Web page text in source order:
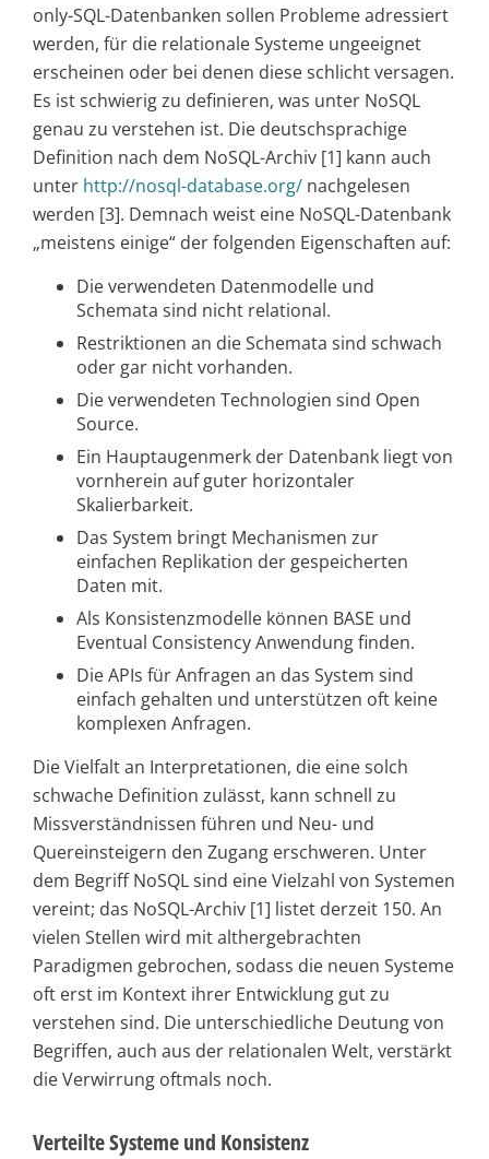
only-SQL-Datenbanken sollen Probleme adressiert
werden, für die relationale Systeme ungeeignet
erscheinen oder bei denen diese schlicht versagen.
Es ist schwierig zu definieren, was unter NoSQL
genau zu verstehen ist. Die deutschsprachige
Definition nach dem NoSQL-Archiv [1] kann auch
unter http://nosql-database.org/ nachgelesen
werden [3]. Demnach weist eine NoSQL-Datenbank
„meistens einige“ der folgenden Eigenschaften auf:
Die verwendeten Datenmodelle und
Schemata sind nicht relational.
Restriktionen an die Schemata sind schwach
oder gar nicht vorhanden.
Die verwendeten Technologien sind Open
Source.
Ein Hauptaugenmerk der Datenbank liegt von
vornherein auf guter horizontaler
Skalierbarkeit.
Das System bringt Mechanismen zur
einfachen Replikation der gespeicherten
Daten mit.
Als Konsistenzmodelle können BASE und
Eventual Consistency Anwendung finden.
Die APIs für Anfragen an das System sind
einfach gehalten und unterstützen oft keine
komplexen Anfragen.
Die Vielfalt an Interpretationen, die eine solch
schwache Definition zulässt, kann schnell zu
Missverständnissen führen und Neu- und
Quereinsteigern den Zugang erschweren. Unter
dem Begriff NoSQL sind eine Vielzahl von Systemen
vereint; das NoSQL-Archiv [1] listet derzeit 150. An
vielen Stellen wird mit althergebrachten
Paradigmen gebrochen, sodass die neuen Systeme
oft erst im Kontext ihrer Entwicklung gut zu
verstehen sind. Die unterschiedliche Deutung von
Begriffen, auch aus der relationalen Welt, verstärkt
die Verwirrung oftmals noch.
Verteilte Systeme und Konsistenz